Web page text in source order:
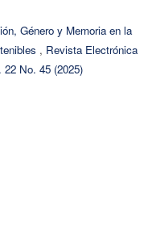
Género y Memoria en la
, Revista Electrónica
No. 45 (2025)